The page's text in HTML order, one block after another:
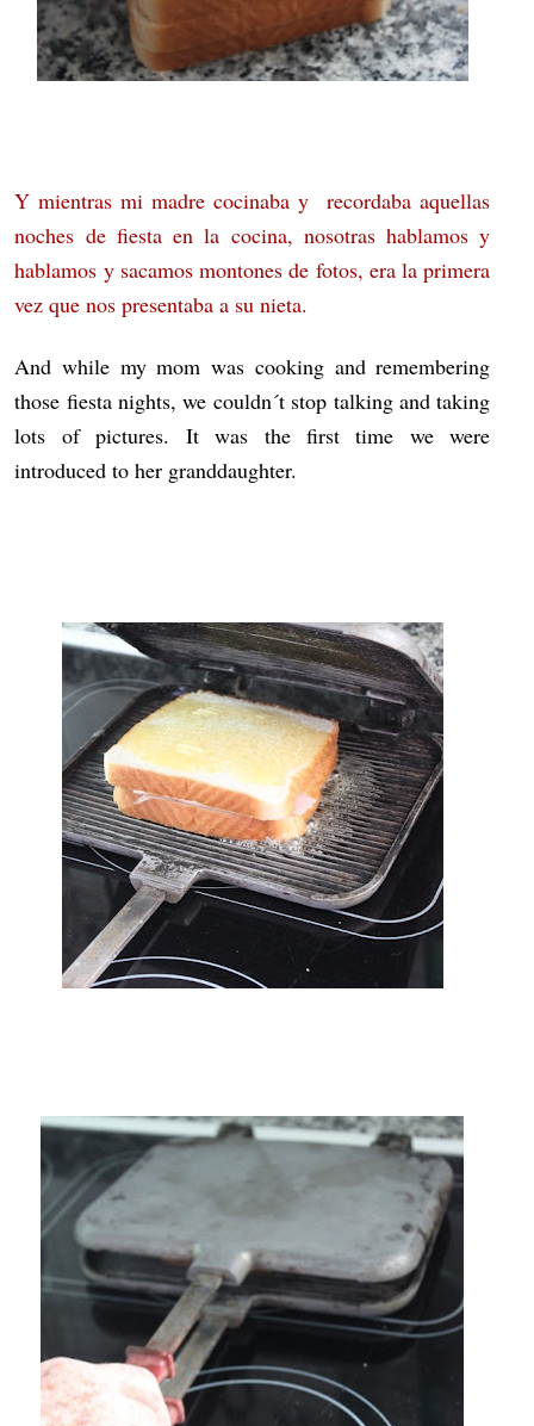
Y mientras mi madre cocinaba y recordaba aquellas
noches de fiesta en la cocina, nosotras hablamos y
hablamos y sacamos montones de fotos, era la primera
vez que nos presentaba a su nieta.
And while my mom was cooking and remembering
those fiesta nights, we couldn´t stop talking and taking
lots of pictures. It was the first time we were
introduced to her granddaughter.